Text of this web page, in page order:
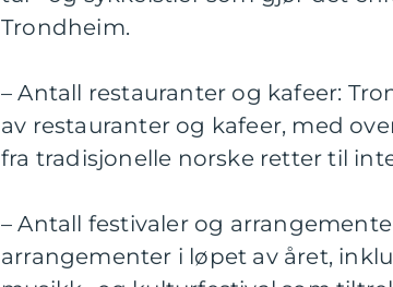
Trondheim.
– Antall restauranter og kafeer:
av restauranter og kafeer, med
fra tradisjonelle norske retter til
– Antall festivaler og
arrangementer i løpet av året,